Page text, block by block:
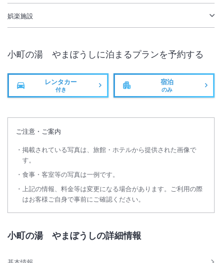
娯楽施設
小町の湯 やまぼうしに泊まるプランを予約する
レンタカー
付き
宿泊
のみ
ご注意・ご案内
掲載されている写真は、旅館・ホテルから提供された画像で
す。
食事・客室等の写真は一例です。
上記の情報、料金等は変更になる場合があります。ご利用の際
はお客様ご自身で事前にご確認ください。
小町の湯 やまぼうしの詳細情報